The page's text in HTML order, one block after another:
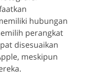
hubungan
perangkat
disesuaikan
meskipun